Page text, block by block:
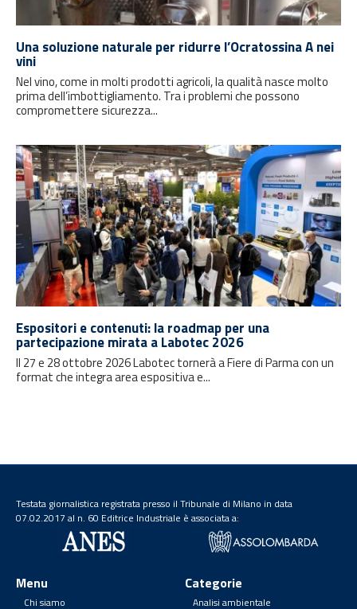
Una soluzione naturale per ridurre l’Ocratossina A nei
vini
Nel vino, come in molti prodotti agricoli, la qualità nasce molto
prima dell’imbottigliamento. Tra i problemi che possono
compromettere sicurezza...
Espositori e contenuti: la roadmap per una
partecipazione mirata a Labotec 2026
Il 27 e 28 ottobre 2026 Labotec tornerà a Fiere di Parma con un
format che integra area espositiva e...
Testata giornalistica registrata presso il Tribunale di Milano in data
07.02.2017 al n. 60 Editrice Industriale è associata a:
Menu
Chi siamo
Categorie
Analisi ambientale